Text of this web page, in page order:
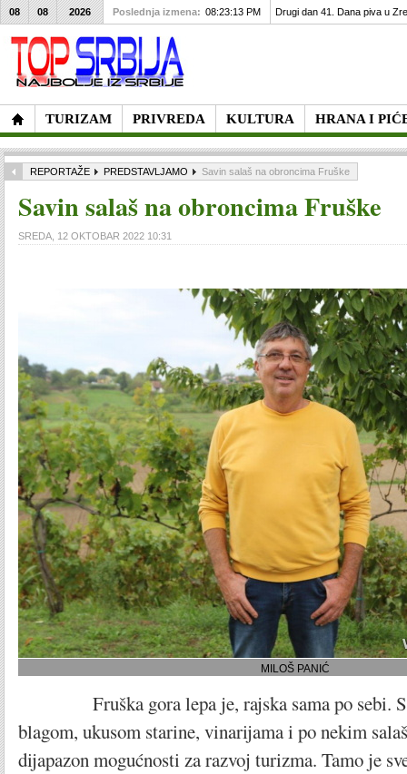
TURIZAM PRIVREDA KULTURA HRANA I
08 08 2026 Poslednja izmena: 08:23:13 PM Drugi dan 41. Dana piva u
REPORTAŽE PREDSTAVLJAMO Savin salaš na obroncima Fruške
Savin salaš na obroncima Fruške
SREDA, 12 OKTOBAR 2022 10:31
MILOŠ PANIĆ
Fruška gora lepa je, rajska sama po sebi.
blagom, ukusom starine, vinarijama i po nekim
dijapazon mogućnosti za razvoj turizma. Tamo je